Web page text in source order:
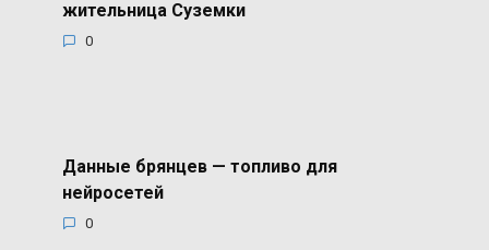
жительница Суземки
0
Данные брянцев — топливо для
нейросетей
0